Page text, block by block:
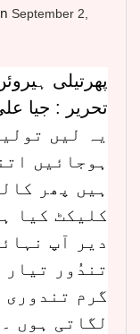
September 2,
پھرتیلی
تحریر : جیا
یہ لیں
ہوجائیں
ہیں پھر
کلیکٹ کیا
دیر آپ
تندُور
گرم تندوری
لگاتی ہوں